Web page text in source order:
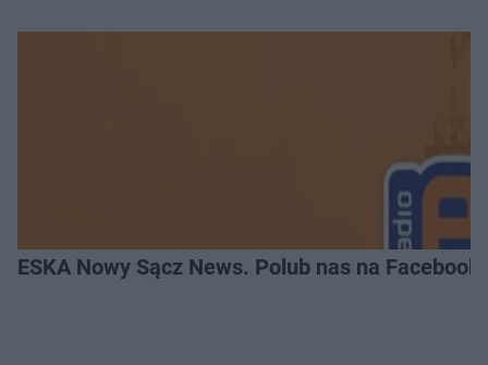
ESKA Nowy Sącz News. Polub nas na